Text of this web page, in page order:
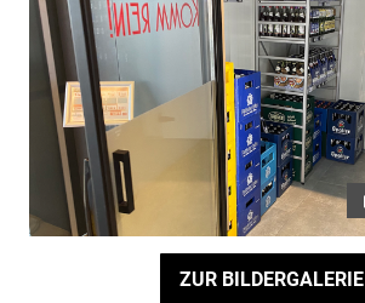
ZUR BILDERGALERIE